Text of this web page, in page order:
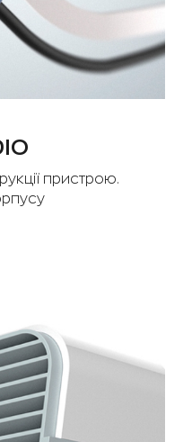
пристрою.